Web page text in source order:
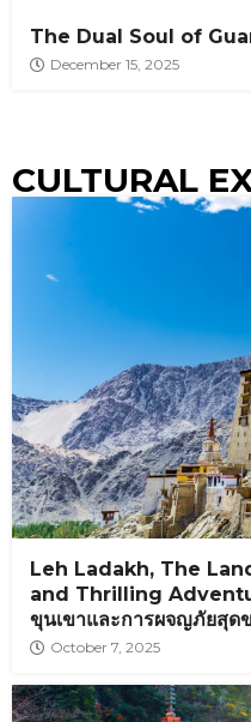
The Dual Soul of
December 15, 2025
CULTURAL
Leh Ladakh, The
and Thrilling
ขุนเขาและการผจญภัยสุด
October 7, 2025